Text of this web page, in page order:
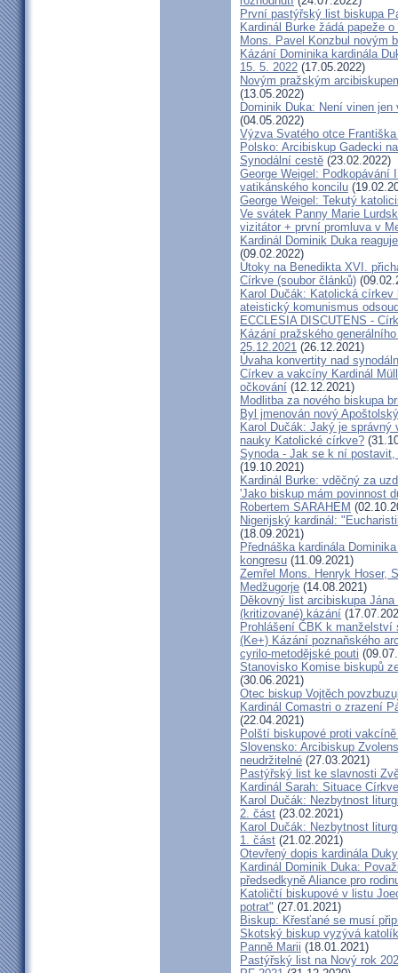
První pastýřský list biskupa
Kardinál Burke žádá papeže
Mons. Pavel Konzbul novým
Kázání Dominika kardinála
15. 5. 2022 (17.05.2022)
Novým pražským
(13.05.2022)
Dominik Duka: Není vinen
(04.05.2022)
Výzva Svatého otce
Polsko: Arcibiskup Gadecki
Synodální cestě (23.02.2022)
George Weigel: Podkopávání
vatikánského koncilu
George Weigel: Tekutý
Ve svátek Panny Marie
vizitátor + první promluva v
Kardinál Dominik Duka
(09.02.2022)
Útoky na Benedikta XVI.
Církve (soubor článků)
Karol Dučák: Katolická církev
ateistický komunismus
ECCLESIA DISCUTENS -
Kázání pražského
25.12.2021 (26.12.2021)
Úvaha konvertity nad
Církev a vakcíny Kardinál
očkování (12.12.2021)
Modlitba za nového biskupa
Byl jmenován nový
Karol Dučák: Jaký je
nauky Katolické církve?
Synoda - Jak se k ní
(19.10.2021)
Kardinál Burke: vděčný za
'Jako biskup mám povinnost
Robertem SARAHEM
Nigerijský kardinál:
(18.09.2021)
Přednáška kardinála
kongresu (11.09.2021)
Zemřel Mons. Henryk Hoser,
Medžugorje (14.08.2021)
Děkovný list arcibiskupa
(kritizované) kázání
Prohlášení ČBK k manželství
(Ke+) Kázání poznaňského
cyrilo-metodějské pouti
Stanovisko Komise biskupů
(30.06.2021)
Otec biskup Vojtěch
Kardinál Comastri o zrazení
(22.04.2021)
Polští biskupové proti
Slovensko: Arcibiskup
neudržitelné (27.03.2021)
Pastýřský list ke slavnosti
Kardinál Sarah: Situace
Karol Dučák: Nezbytnost
2. část (23.02.2021)
Karol Dučák: Nezbytnost
1. část (21.02.2021)
Otevřený dopis kardinála
Kardinál Dominik Duka:
předsedkyně Aliance pro
Katoličtí biskupové v listu
potrat" (27.01.2021)
Biskup: Křesťané se musí
Skotský biskup vyzývá
Panně Marii (18.01.2021)
Pastýřský list na Nový rok